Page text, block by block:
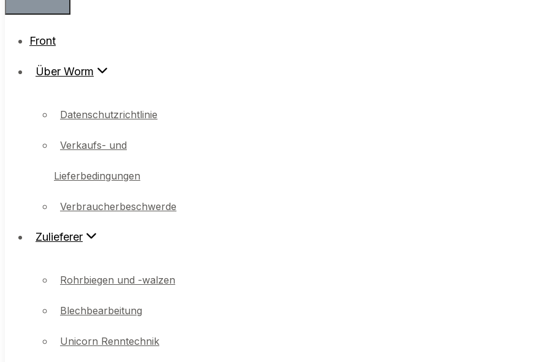
Front
Über Worm
Verkaufs- und
Lieferbedingungen
Verbraucherbeschwerde
Zulieferer
Blechbearbeitung
Unicorn Renntechnik
Werkstatt
Front
Über Worm
Datenschutzrichtlinie
Verkaufs- und
Lieferbedingungen
Verbraucherbeschwerde
Zulieferer
Rohrbiegen und -walzen
Blechbearbeitung
Unicorn Renntechnik